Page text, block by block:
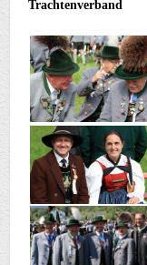
Trachtenverband